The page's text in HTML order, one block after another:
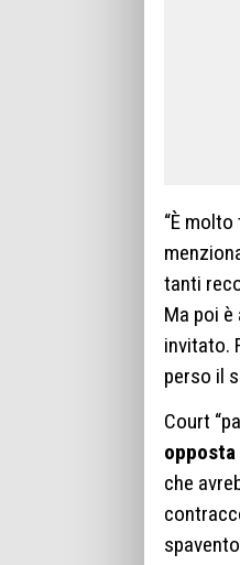
“È
tanti
Ma poi è
invitato.
perso il
Court
che